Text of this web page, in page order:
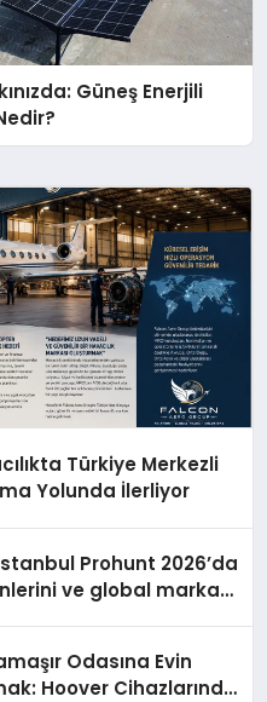
Güneş Enerjili
Türkiye Merkezli
Yolunda İlerliyor
Prohunt 2026’da
ve global marka
Odasına Evin
Hoover Cihazlarında